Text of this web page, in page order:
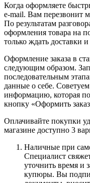
Когда оформляете
e-mail. Вам перезвонит
По результатам
оформления товара на
только ждать доставки
Оформление заказа в
следующим образом.
последовательным
данные о себе.
информацию, которая
кнопку «Оформить
Оплачивайте покупки
магазине доступно 3
Наличные при
Специалист
уточнить время и
купюры. Вы